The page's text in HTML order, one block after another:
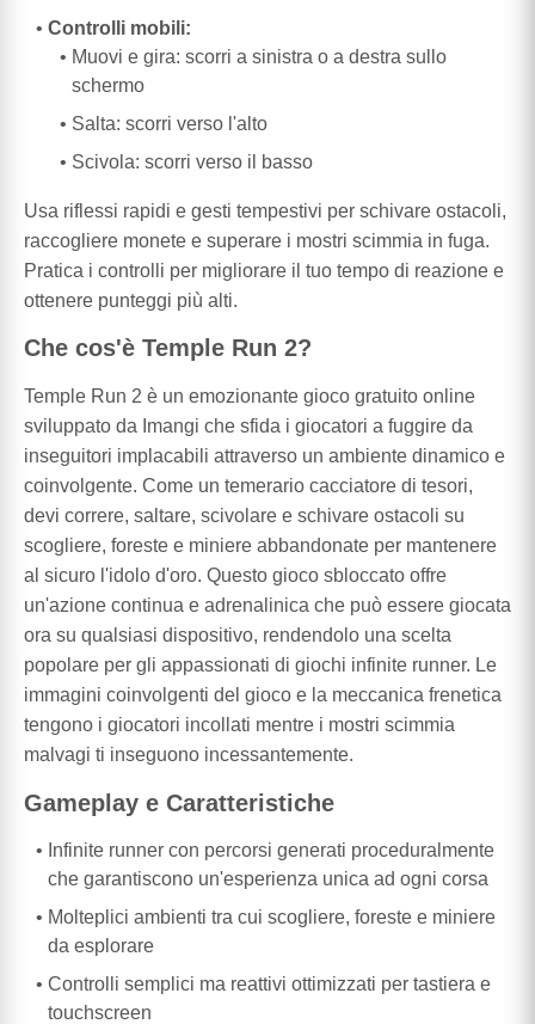
Controlli mobili:
Muovi e gira: scorri a sinistra o a destra sullo
schermo
Salta: scorri verso l'alto
Scivola: scorri verso il basso
Usa riflessi rapidi e gesti tempestivi per schivare ostacoli,
raccogliere monete e superare i mostri scimmia in fuga.
Pratica i controlli per migliorare il tuo tempo di reazione e
ottenere punteggi più alti.
Che cos'è Temple Run 2?
Temple Run 2 è un emozionante gioco gratuito online
sviluppato da Imangi che sfida i giocatori a fuggire da
inseguitori implacabili attraverso un ambiente dinamico e
coinvolgente. Come un temerario cacciatore di tesori,
devi correre, saltare, scivolare e schivare ostacoli su
scogliere, foreste e miniere abbandonate per mantenere
al sicuro l'idolo d'oro. Questo gioco sbloccato offre
un'azione continua e adrenalinica che può essere giocata
ora su qualsiasi dispositivo, rendendolo una scelta
popolare per gli appassionati di giochi infinite runner. Le
immagini coinvolgenti del gioco e la meccanica frenetica
tengono i giocatori incollati mentre i mostri scimmia
malvagi ti inseguono incessantemente.
Gameplay e Caratteristiche
Infinite runner con percorsi generati proceduralmente
che garantiscono un'esperienza unica ad ogni corsa
Molteplici ambienti tra cui scogliere, foreste e miniere
da esplorare
Controlli semplici ma reattivi ottimizzati per tastiera e
touchscreen